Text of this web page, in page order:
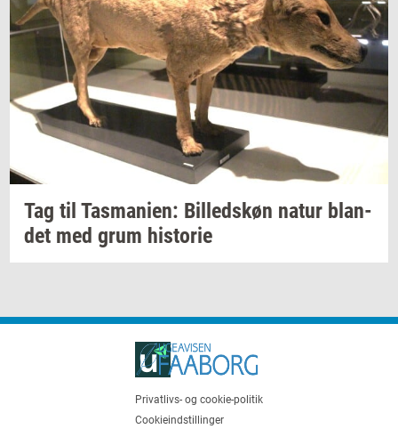
Tag til Tas­ma­ni­en: Bil­leds­køn natur blan­
det med grum hi­sto­rie
Privatlivs- og cookie-politik
Cookieindstillinger